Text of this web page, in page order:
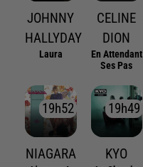
JOHNNY
HALLYDAY
Laura
CELINE
DION
En Attendant
Ses Pas
19h52
19h52
NIAGARA
19h49
19h49
KYO